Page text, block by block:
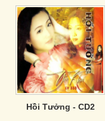
Hồi Tưởng - CD2